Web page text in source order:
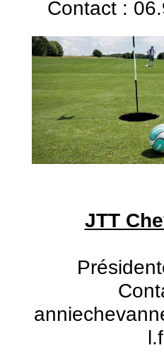
Contact :
JTT